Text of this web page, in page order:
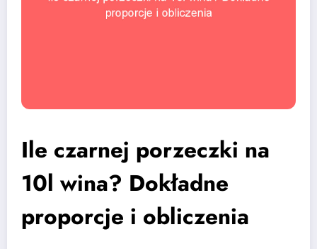
Ile czarnej porzeczki na
10l wina? Dokładne
proporcje i obliczenia